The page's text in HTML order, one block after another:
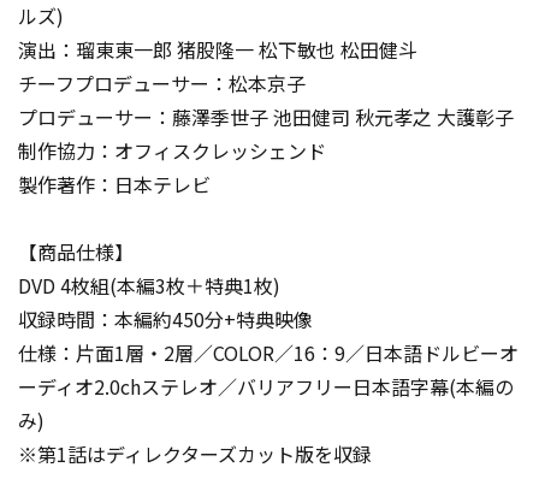
ルズ)
演出：瑠東東一郎 猪股隆一 松下敏也 松田健斗
チーフプロデューサー：松本京子
プロデューサー：藤澤季世子 池田健司 秋元孝之 大護彰子
制作協力：オフィスクレッシェンド
製作著作：日本テレビ
【商品仕様】
DVD 4枚組(本編3枚＋特典1枚)
収録時間：本編約450分+特典映像
仕様：片面1層・2層／COLOR／16：9／日本語ドルビーオ
ーディオ2.0chステレオ／バリアフリー日本語字幕(本編の
み)
※第1話はディレクターズカット版を収録